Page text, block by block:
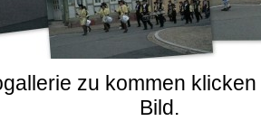
zu kommen
Bild.